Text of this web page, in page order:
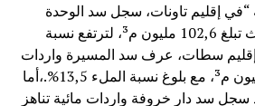
“في إقليم تاونات، سجل سد الوحدة
أعلى واردات مائية، حيث تبلغ 102,6 مليون م³، لترتفع نسبة
إقليم سطات، عرف سد المسيرة واردات
مائية تصل إلى 18,4 مليون م³، مع بلوغ نسبة الملء 13,5%.،أما
سجل سد دار خروفة واردات مائية تناهز